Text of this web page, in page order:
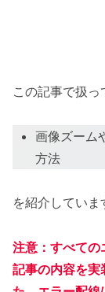
この記事で扱っ
画像ズーム
方法
を紹介していま
注意：すべての
記事の内容を実